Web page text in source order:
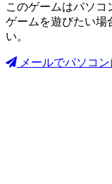
このゲームはパソコ
ゲームを遊びたい場
い。
メールでパソコ